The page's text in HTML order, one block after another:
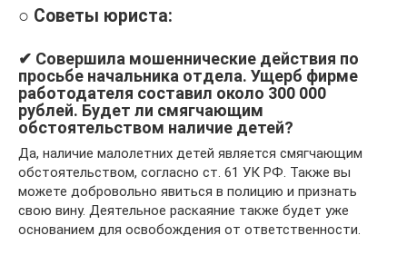
○ Советы юриста:
✔ Совершила мошеннические действия по
просьбе начальника отдела. Ущерб фирме
работодателя составил около 300 000
рублей. Будет ли смягчающим
обстоятельством наличие детей?
Да, наличие малолетних детей является смягчающим
обстоятельством, согласно ст. 61 УК РФ. Также вы
можете добровольно явиться в полицию и признать
свою вину. Деятельное раскаяние также будет уже
основанием для освобождения от ответственности.